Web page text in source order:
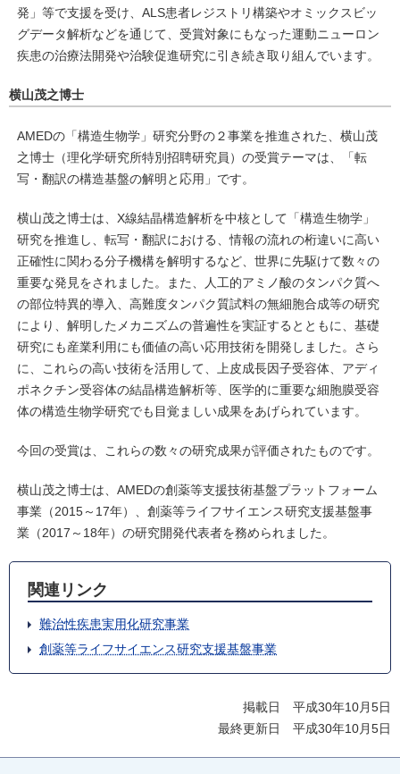
発」等で支援を受け、ALS患者レジストリ構築やオミックスビッ
グデータ解析などを通じて、受賞対象にもなった運動ニューロン
疾患の治療法開発や治験促進研究に引き続き取り組んでいます。
横山茂之博士
AMEDの「構造生物学」研究分野の２事業を推進された、横山茂
之博士（理化学研究所特別招聘研究員）の受賞テーマは、「転
写・翻訳の構造基盤の解明と応用」です。
横山茂之博士は、X線結晶構造解析を中核として「構造生物学」
研究を推進し、転写・翻訳における、情報の流れの桁違いに高い
正確性に関わる分子機構を解明するなど、世界に先駆けて数々の
重要な発見をされました。また、人工的アミノ酸のタンパク質へ
の部位特異的導入、高難度タンパク質試料の無細胞合成等の研究
により、解明したメカニズムの普遍性を実証するとともに、基礎
研究にも産業利用にも価値の高い応用技術を開発しました。さら
に、これらの高い技術を活用して、上皮成長因子受容体、アディ
ポネクチン受容体の結晶構造解析等、医学的に重要な細胞膜受容
体の構造生物学研究でも目覚ましい成果をあげられています。
今回の受賞は、これらの数々の研究成果が評価されたものです。
横山茂之博士は、AMEDの創薬等支援技術基盤プラットフォーム
事業（2015～17年）、創薬等ライフサイエンス研究支援基盤事
業（2017～18年）の研究開発代表者を務められました。
関連リンク
難治性疾患実用化研究事業
創薬等ライフサイエンス研究支援基盤事業
掲載日 平成30年10月5日
最終更新日 平成30年10月5日